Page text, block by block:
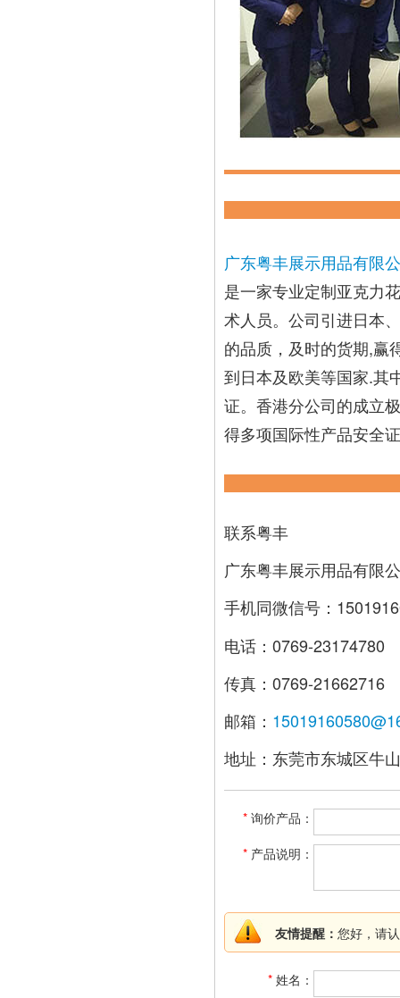
广东粤丰展示用品有限
是一家专业定制亚克力
术人员。公司引进日本
的品质，及时的货期,赢
到日本及欧美等国家.其
证。香港分公司的成立
得多项国际性产品安全
联系粤丰
广东粤丰展示用品有限
手机同微信号：
电话：0769-23174780
传真：0769-21662716
邮箱：
地址：东莞市东城区牛
* 询价产品：
* 产品说明：
友情提醒： 您好，请
* 姓名：